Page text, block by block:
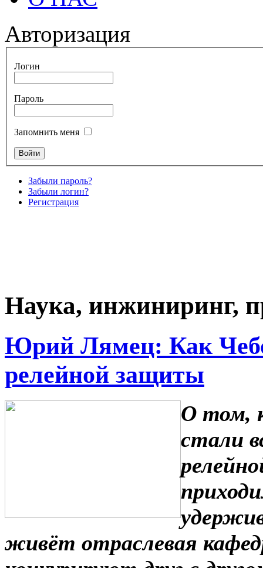
Авторизация
Логин
Пароль
Запомнить меня
Забыли пароль?
Забыли логин?
Регистрация
Наука, инжиниринг,
Юрий Лямец: Как
релейной защиты
О том,
стали
живёт отраслевая